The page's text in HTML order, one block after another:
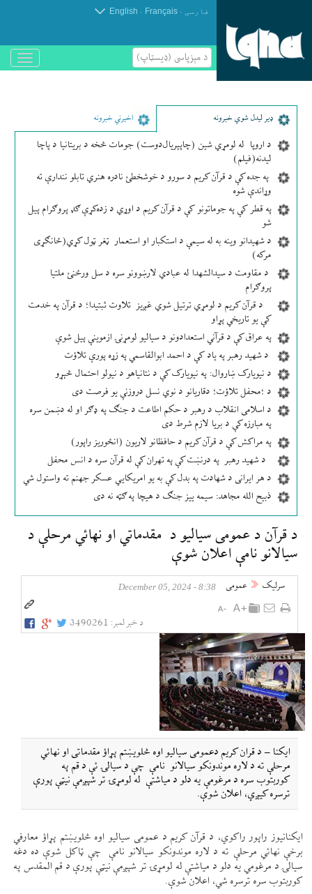
فارسی .
Français
.
English
د مېزپاسى (ډیسټاپ)
باز
و
ډير لیدل شوي خبرونه اخیرني خبرونه
د اروپا له لومړي شین (چاپېریال‌دوست) جومات څخه د بریتانیا د پاچا
لیدنه(فیلم)
په جده کې د قرآن کریم د سورو د خوشخطئ نادره هنري تابلو نندارې ته
وړاندې شوه
په قطر کې په جوماتونو کې د قرآن کریم د اوړي د زده‌کړې ګډ پروګرام پیل
شو
د شهیدانو وینه به له سیمې د استکبار او استعمار ټغر ټول کړي(ځانګړی
مرکه)
د مقاومت د سیدالشهدا له عبادي لارښوونو سره د سل ورځنئ ملتیا
پروګرام
د قرآن کریم د لومړي ترتیل شوي غږیز تلاوت ثبتیدا؛ د قرآن په خدمت
کې یو تاریخي پړاو
په عراق کې د قرآني استعدادونو د سیالیو لومړنۍ ازموینې پیل شوې
د شهید رهبر په یاد کې د احمد ابوالقاسمي په زړه پورې تلاؤت
د نیویارک ښاروال: په نیویارک کې د نتانیاهو د نیولو احتمال څېړو
د ؛محفل تلاؤت؛ دقاریانو د نوي نسل دروزنې یو فرصت دی
د اسلامی انقلاب د رهبر د حکم اطاعت د جنګ په ډګر او له دښمن سره
په مبارزه کې د بریا لازم شرط دی
په مراکش کې د قرآن کریم د حافظانو لاریون (انځوریز راپور)
د شهید رهبر په درنښت کې په تهران کې له قرآن سره د انس محفل
د هر ایرانی د شهادت په بدل کې به یو امریکایي عسکر جهنم ته واستول شي
ذبیح الله مجاهد: سیمه ییز جنګ د هیچا په ګټه نه دی
د قرآن د عمومی سیالیو د مقدماتي او نهائي مرحلې د
سیالانو نامې اعلان شوې
سرلیک عمومی 8:38 - December 05, 2024
د خبر لمبر: 3490261
ایکنا – د قران کریم دعمومی سیالیو اوه څلویښتم پړاؤ مقدماتی او نهائي
مرحلې ته د لاره موندونکو سیالانو نامې چې د سیالۍ ئې د قم په
کوربتوب سره د مرغومې یه دلو د میاشتې له لومړۍ تر شپږمې نیټې پورې
ترسره کیږي، اعلان شوې.
ایکنانیوز راپور راکوي، د قرآن کریم د عمومی سیالیو اوه څلویښتم پړاؤ معارفي
برخې نهائي مرحلې ته د لاره موندونکو سیالانو نامې چې ټاکل شوې ده دغه
سیالۍ د مرغومي یه دلو د میاشتې له لومړۍ تر شپږمې نیټې پورې د قم المقدس په
کوربتوب سره ترسره شي، اعلان شوې.